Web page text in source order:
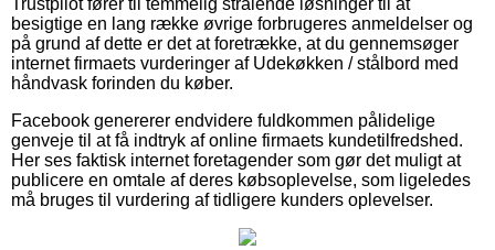
besigtige en lang række øvrige forbrugeres anmeldelser og
på grund af dette er det at foretrække, at du gennemsøger
internet firmaets vurderinger af Udekøkken / stålbord med
håndvask forinden du køber.
Facebook genererer endvidere fuldkommen pålidelige
genveje til at få indtryk af online firmaets kundetilfredshed.
Her ses faktisk internet foretagender som gør det muligt at
publicere en omtale af deres købsoplevelse, som ligeledes
må bruges til vurdering af tidligere kunders oplevelser.